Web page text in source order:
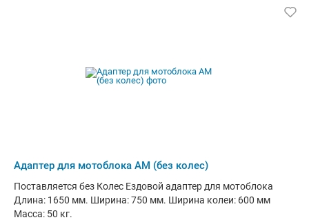
Адаптер для мотоблока АМ (без колес)
Поставляется без Колес Ездовой адаптер для мотоблока
Длина: 1650 мм. Ширина: 750 мм. Ширина колеи: 600 мм
Масса: 50 кг.